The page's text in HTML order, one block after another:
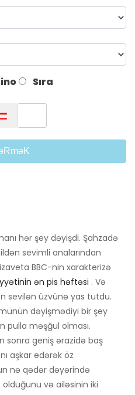
Sıra
hər şey dəyişdi. Şahzadə
sevimli analarından
BBC-nin xarakterizə
ən pis həftəsi . Və
sevilən üzvünə yas tutdu.
dəyişmədiyi bir şey
pulla məşğul olması.
sonra geniş ərazidə baş
aşkar edərək öz
nə qədər dəyərində
və ailəsinin iki